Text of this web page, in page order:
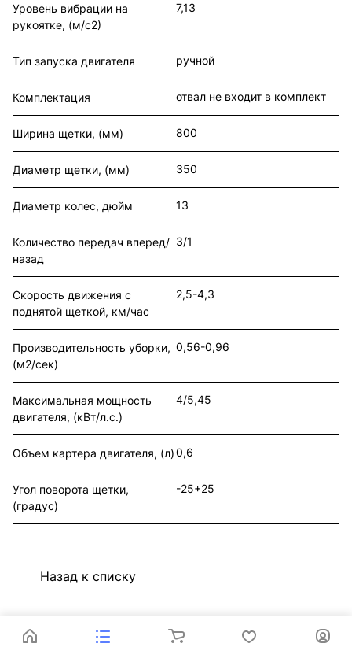
Уровень вибрации на
рукоятке, (м/с2)
7,13
Тип запуска двигателя ручной
Комплектация отвал не входит в комплект
Ширина щетки, (мм) 800
Диаметр щетки, (мм) 350
Диаметр колес, дюйм 13
Количество передач вперед/
назад
3/1
Скорость движения с
поднятой щеткой, км/час
2,5-4,3
Производительность уборки,
(м2/сек)
0,56-0,96
Максимальная мощность
двигателя, (кВт/л.с.)
4/5,45
Объем картера двигателя, (л)0,6
Угол поворота щетки,
(градус)
-25+25
Назад к списку